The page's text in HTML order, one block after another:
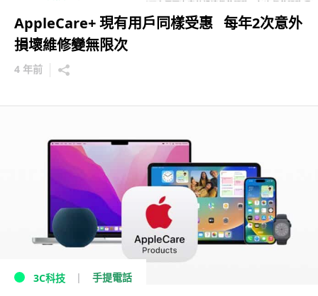
AppleCare+ 現有用戶同樣受惠 每年2次意外
損壞維修變無限次
4 年前
3C科技 手提電話